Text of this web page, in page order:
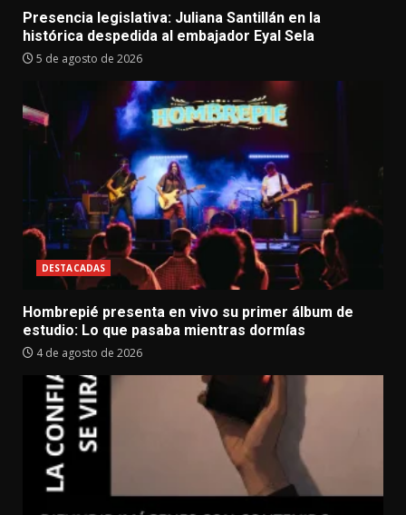
Presencia legislativa: Juliana Santillán en la
histórica despedida al embajador Eyal Sela
5 de agosto de 2026
DESTACADAS
Hombrepié presenta en vivo su primer álbum de
estudio: Lo que pasaba mientras dormías
4 de agosto de 2026